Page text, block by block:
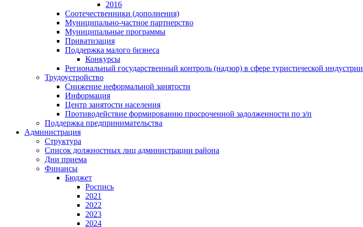
2016
Соотечественники (дополнения)
Муниципально-частное партнерство
Муниципальные программы
Приватизация
Поддержка малого бизнеса
Конкурсы
Региональный государственный контроль (надзор) в сфере туристической индустрии
Трудоустройство
Снижение неформальной занятости
Информация
Центр занятости населения
Противодействие формированию просроченной задолженности по з/п
Поддержка предпринимательства
Администрация
Структура
Список должностных лиц администрации района
Дни приема
Финансы
Бюджет
Роспись
2021
2022
2023
2024